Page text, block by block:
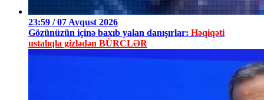
23:59 / 07 Avqust 2026
Gözünüzün içinə baxıb yalan danışırlar: Həqiqəti
ustalıqla gizlədən BÜRCLƏR